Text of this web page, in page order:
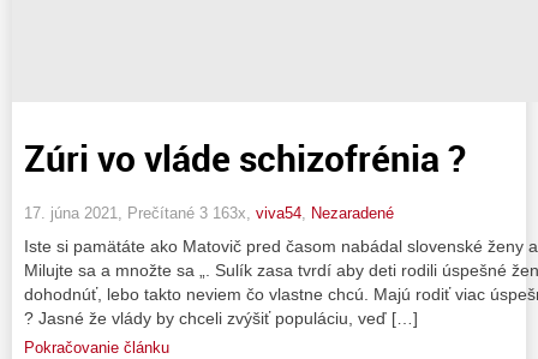
Zúri vo vláde schizofrénia ?
17. júna 2021, Prečítané 3 163x, viva54 Nezaradené
Iste si pamätáte ako Matovič pred časom nabádal slovenské ženy
Milujte sa a množte sa „. Sulík zasa tvrdí aby deti rodili úspešné
dohodnúť, lebo takto neviem čo vlastne chcú. Majú rodiť viac
? Jasné že vlády by chceli zvýšiť populáciu, veď […]
Pokračovanie článku